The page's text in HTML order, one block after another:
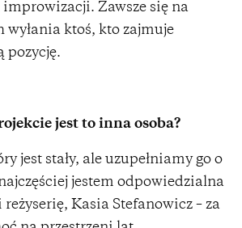
Zawsze się na
wyłania ktoś, kto zajmuje
pozycję.
jest to inna osoba?
jest stały, ale uzupełniamy go o
jestem odpowiedzialna
Kasia Stefanowicz – za